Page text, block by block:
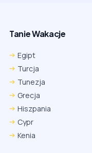
Tanie Wakacje
Egipt
Turcja
Tunezja
Grecja
Hiszpania
Cypr
Kenia